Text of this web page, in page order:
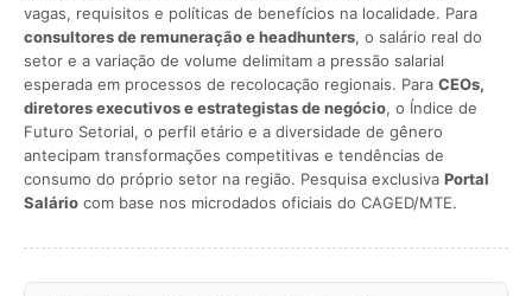
vagas, requisitos e políticas de benefícios na localidade. Para
consultores de remuneração e headhunters, o salário real do
setor e a variação de volume delimitam a pressão salarial
esperada em processos de recolocação regionais. Para CEOs,
diretores executivos e estrategistas de negócio, o Índice de
Futuro Setorial, o perfil etário e a diversidade de gênero
antecipam transformações competitivas e tendências de
consumo do próprio setor na região. Pesquisa exclusiva Portal
Salário com base nos microdados oficiais do CAGED/MTE.